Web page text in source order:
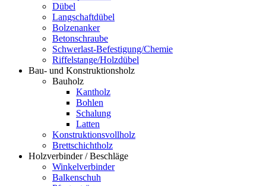
Dübel
Langschaftdübel
Bolzenanker
Betonschraube
Schwerlast-Befestigung/Chemie
Riffelstange/Holzdübel
Bau- und Konstruktionsholz
Bauholz
Kantholz
Bohlen
Schalung
Latten
Konstruktionsvollholz
Brettschichtholz
Holzverbinder / Beschläge
Winkelverbinder
Balkenschuh